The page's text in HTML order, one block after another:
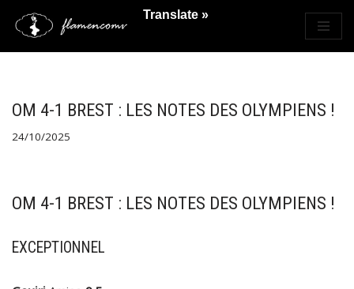
Saltar
OM 4-1 BREST : LES NOTES DES OLYMPIENS !
24/10/2025
OM 4-1 BREST : LES NOTES DES OLYMPIENS !
EXCEPTIONNEL
Translate »